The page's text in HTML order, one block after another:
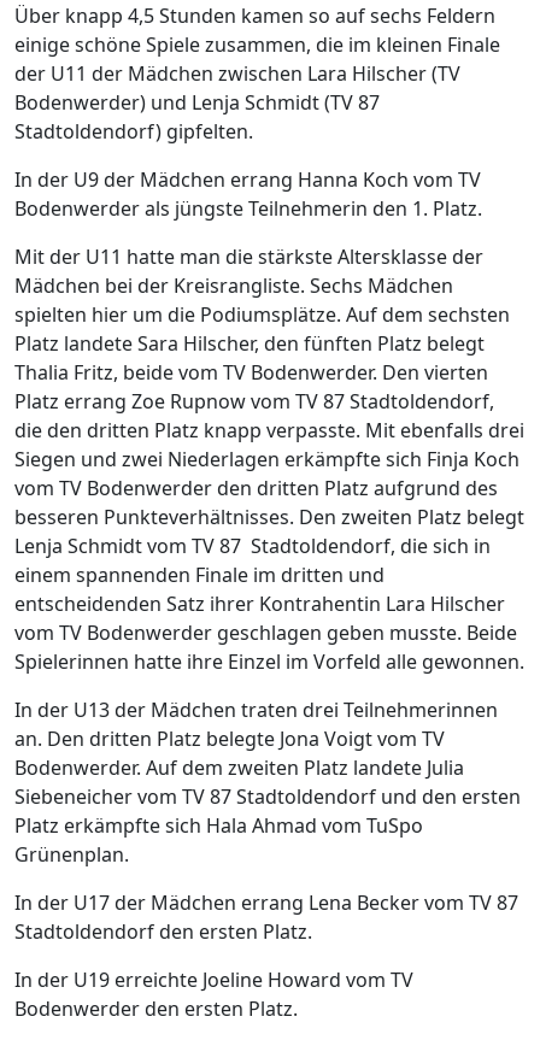
Über knapp 4,5 Stunden kamen so auf sechs Feldern
einige schöne Spiele zusammen, die im kleinen Finale
der U11 der Mädchen zwischen Lara Hilscher (TV
Bodenwerder) und Lenja Schmidt (TV 87
Stadtoldendorf) gipfelten.
In der U9 der Mädchen errang Hanna Koch vom TV
Bodenwerder als jüngste Teilnehmerin den 1. Platz.
Mit der U11 hatte man die stärkste Altersklasse der
Mädchen bei der Kreisrangliste. Sechs Mädchen
spielten hier um die Podiumsplätze. Auf dem sechsten
Platz landete Sara Hilscher, den fünften Platz belegt
Thalia Fritz, beide vom TV Bodenwerder. Den vierten
Platz errang Zoe Rupnow vom TV 87 Stadtoldendorf,
die den dritten Platz knapp verpasste. Mit ebenfalls drei
Siegen und zwei Niederlagen erkämpfte sich Finja Koch
vom TV Bodenwerder den dritten Platz aufgrund des
besseren Punkteverhältnisses. Den zweiten Platz belegt
Lenja Schmidt vom TV 87 Stadtoldendorf, die sich in
einem spannenden Finale im dritten und
entscheidenden Satz ihrer Kontrahentin Lara Hilscher
vom TV Bodenwerder geschlagen geben musste. Beide
Spielerinnen hatte ihre Einzel im Vorfeld alle gewonnen.
In der U13 der Mädchen traten drei Teilnehmerinnen
an. Den dritten Platz belegte Jona Voigt vom TV
Bodenwerder. Auf dem zweiten Platz landete Julia
Siebeneicher vom TV 87 Stadtoldendorf und den ersten
Platz erkämpfte sich Hala Ahmad vom TuSpo
Grünenplan.
In der U17 der Mädchen errang Lena Becker vom TV 87
Stadtoldendorf den ersten Platz.
In der U19 erreichte Joeline Howard vom TV
Bodenwerder den ersten Platz.